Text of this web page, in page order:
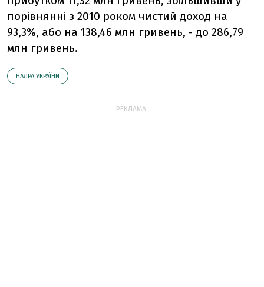
порівнянні з 2010 роком чистий доход на
93,3%, або на 138,46 млн гривень, - до 286,79
млн гривень.
НАДРА УКРАЇНИ
РЕКЛАМА: